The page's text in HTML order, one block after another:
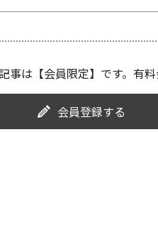
事は【会員限定】です。有
会員登録する